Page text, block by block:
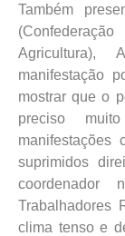
Também
Agricultura),
manifestação
mostrar que o
preciso
manifestações
suprimidos
coordenador
Trabalhadores
clima tenso e